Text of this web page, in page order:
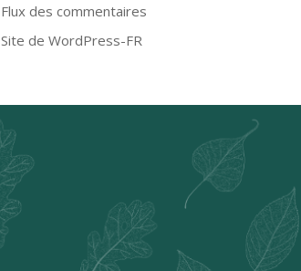
Flux des commentaires
Site de WordPress-FR